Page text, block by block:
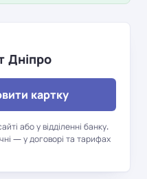
Дніпро
картку
або у відділенні банку.
— у договорі та тарифах